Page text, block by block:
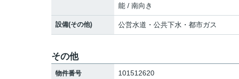
能 / 南向き
設備(その他) 公営水道・公共下水・都市ガス
その他
物件番号 101512620